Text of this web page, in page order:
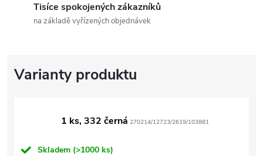
Tisíce spokojených zákazníků
na základě vyřízených objednávek
1 ks, 332 černá 270214/12723/2619/103881
Skladem (>1000 ks)